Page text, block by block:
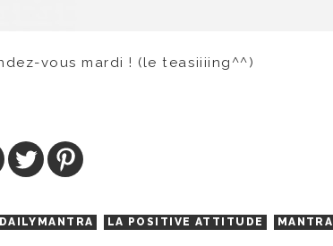
vous mardi ! (le teasiiiing^^)
DAILYMANTRA LA POSITIVE ATTITUDE MANTRA